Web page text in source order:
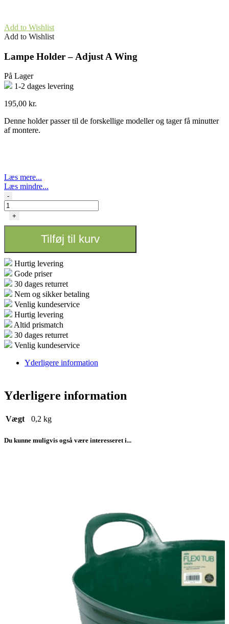
Add to Wishlist
Add to Wishlist
Lampe Holder – Adjust A Wing
På Lager
1-2 dages levering
195,00 kr.
Denne holder passer til de forskellige modeller og tager få minutter
af montere.
Læs mere...
Læs mindre...
Lampe
Holder
-
antal
-
+
Tilføj til kurv
Hurtig levering
Gode priser
30 dages returret
Nem og sikker betaling
Venlig kundeservice
Hurtig levering
Altid prismatch
30 dages returret
Venlig kundeservice
Yderligere information
Yderligere information
Vægt 0,2 kg
Du kunne muligvis også være interesseret i...